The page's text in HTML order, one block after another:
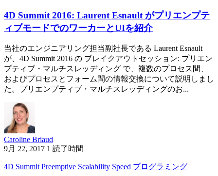
4D Summit 2016: Laurent Esnault がプリエンプテ
ィブモードでのワーカーとUIを紹介
当社のエンジニアリング担当副社長である Laurent Esnault
が、4D Summit 2016 の ブレイクアウトセッション: プリエン
プティブ・マルチスレッディング で、複数のプロセス間、
およびプロセスとフォーム間の情報交換について説明しまし
た。プリエンプティブ・マルチスレッディングのお...
Caroline Briaud
9月 22, 2017 1 読了時間
4D Summit Preemptive Scalability Speed プログラミング